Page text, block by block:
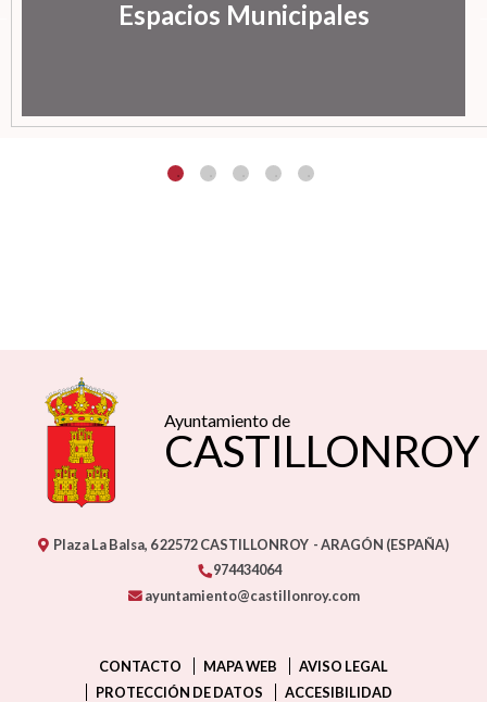
Espacios Municipales
Ayuntamiento de
CASTILLONROY
Plaza La Balsa, 622572CASTILLONROY - ARAGÓN (ESPAÑA)
974434064
ayuntamiento@castillonroy.com
CONTACTO MAPA WEB
AVISO LEGAL
PROTECCIÓN DE DATOS
ACCESIBILIDAD